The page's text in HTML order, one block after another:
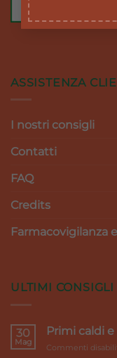
ASSISTENZA
I nostri consigli
Contatti
FAQ
Credits
Farmacovigilanza
ULTIMI CONSIGLI
30
Mag
Primi caldi
Commenti